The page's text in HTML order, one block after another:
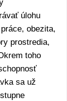
úlohu
obezita,
prostredia,
toho
sa už